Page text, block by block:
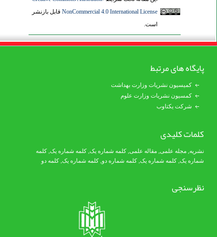
NonCommercial 4.0 International Licenseقابل بازنشر
است.
پایگاه های مرتبط
کمیسیون نشریات وزارت بهداشت
کمسیون نشریات وزارت علوم
شرکت یکتاوب
کلمات کلیدی
نشریه ,مجله علمی,مقاله علمی,کلمه شماره یک, کلمه شماره یک,کلمه
شماره یک,کلمه شماره یک, کلمه شماره دو, کلمه شماره یک,کلمه دو
نظرسنجی